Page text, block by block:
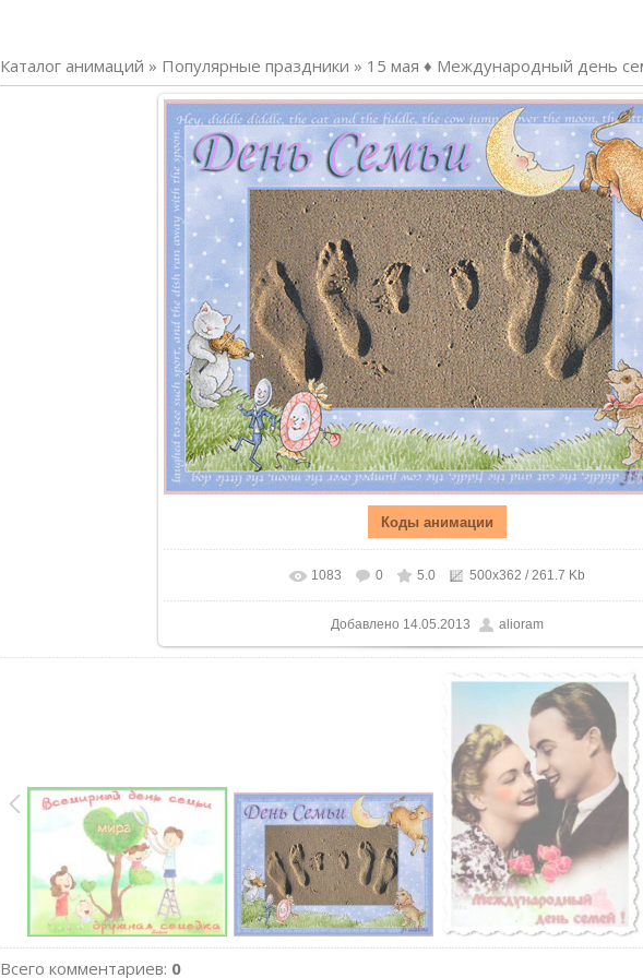
Каталог анимаций » Популярные праздники » 15 мая ♦ Международный день
1083 0 5.0 500x362 / 261.7 Kb
Добавлено 14.05.2013 alioram
Всего комментариев: 0